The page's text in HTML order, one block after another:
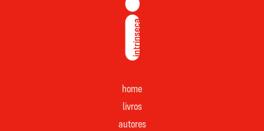
home
livros
autores